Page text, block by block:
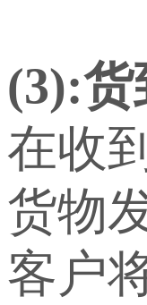
(3):
在收
货物
客户